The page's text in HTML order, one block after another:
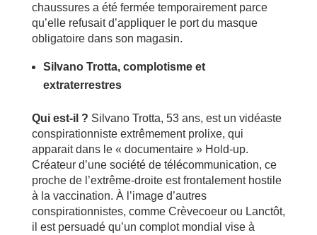
chaussures a été fermée temporairement parce
qu’elle refusait d’appliquer le port du masque
obligatoire dans son magasin.
Silvano Trotta, complotisme et
extraterrestres
Qui est-il ? Silvano Trotta, 53 ans, est un vidéaste
conspirationniste extrêmement prolixe, qui
apparait dans le « documentaire » Hold-up.
Créateur d’une société de télécommunication, ce
proche de l’extrême-droite est frontalement hostile
à la vaccination. À l’image d’autres
conspirationnistes, comme Crèvecoeur ou Lanctôt,
il est persuadé qu’un complot mondial vise à